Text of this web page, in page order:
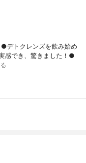
デトクレンズを飲み始め
感でき、驚きました！●